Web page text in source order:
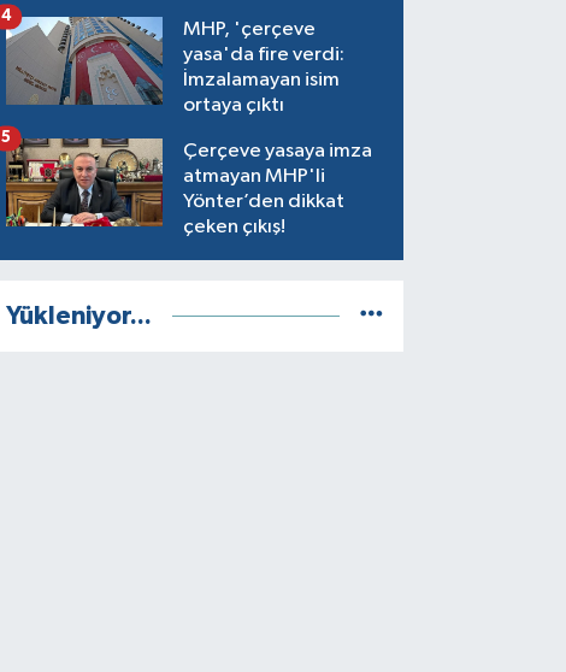
MHP, 'çerçeve
yasa'da fire verdi:
İmzalamayan isim
ortaya çıktı
4
Çerçeve yasaya imza
atmayan MHP'li
Yönter’den dikkat
çeken çıkış!
5
Yükleniyor...